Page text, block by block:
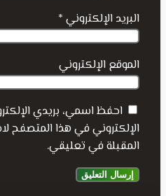
البريد الإلكتروني *
الموقع الإلكتروني
احفظ اسمي، بريدي
الإلكتروني في هذا المتصفح
المقبلة في تعليقي.